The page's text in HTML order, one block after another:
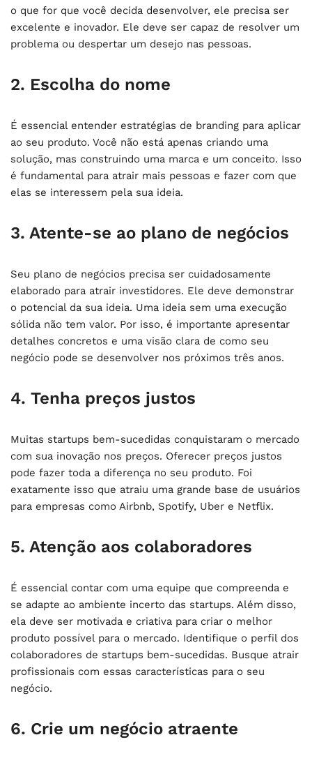
o que for que você decida desenvolver, ele precisa ser
excelente e inovador. Ele deve ser capaz de resolver um
problema ou despertar um desejo nas pessoas.
2. Escolha do nome
É essencial entender estratégias de branding para aplicar
ao seu produto. Você não está apenas criando uma
solução, mas construindo uma marca e um conceito. Isso
é fundamental para atrair mais pessoas e fazer com que
elas se interessem pela sua ideia.
3. Atente-se ao plano de negócios
Seu plano de negócios precisa ser cuidadosamente
elaborado para atrair investidores. Ele deve demonstrar
o potencial da sua ideia. Uma ideia sem uma execução
sólida não tem valor. Por isso, é importante apresentar
detalhes concretos e uma visão clara de como seu
negócio pode se desenvolver nos próximos três anos.
4. Tenha preços justos
Muitas startups bem-sucedidas conquistaram o mercado
com sua inovação nos preços. Oferecer preços justos
pode fazer toda a diferença no seu produto. Foi
exatamente isso que atraiu uma grande base de usuários
para empresas como Airbnb, Spotify, Uber e Netflix.
5. Atenção aos colaboradores
É essencial contar com uma equipe que compreenda e
se adapte ao ambiente incerto das startups. Além disso,
ela deve ser motivada e criativa para criar o melhor
produto possível para o mercado. Identifique o perfil dos
colaboradores de startups bem-sucedidas. Busque atrair
profissionais com essas características para o seu
negócio.
6. Crie um negócio atraente